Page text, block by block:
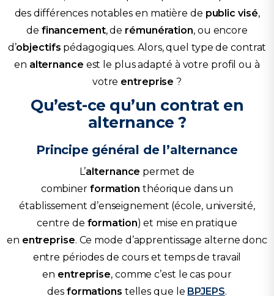
des différences notables en matière de public visé,
de financement, de rémunération, ou encore
d’objectifs pédagogiques. Alors, quel type de contrat
en alternance est le plus adapté à votre profil ou à
votre entreprise ?
Qu’est-ce qu’un contrat en
alternance ?
Principe général de l’alternance
L’alternance permet de
combiner formation théorique dans un
établissement d’enseignement (école, université,
centre de formation) et mise en pratique
en entreprise. Ce mode d’apprentissage alterne donc
entre périodes de cours et temps de travail
en entreprise, comme c’est le cas pour
des formations telles que le BPJEPS.